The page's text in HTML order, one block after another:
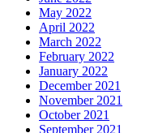
May 2022
April 2022
March 2022
February 2022
January 2022
December 2021
November 2021
October 2021
September 2021